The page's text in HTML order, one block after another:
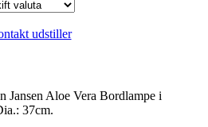
udstiller
Jansen Aloe Vera Bordlampe i
37cm.